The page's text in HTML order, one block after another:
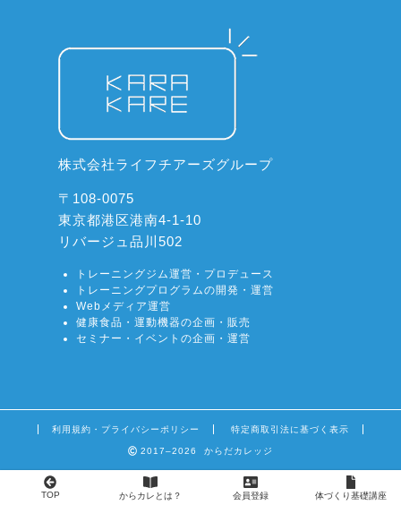
株式会社ライフチアーズグループ
〒108-0075
東京都港区港南4-1-10
リバージュ品川502
トレーニングジム運営・プロデュース
トレーニングプログラムの開発・運営
Webメディア運営
健康食品・運動機器の企画・販売
セミナー・イベントの企画・運営
利用規約・プライバシーポリシー 特定商取引法に基づく表示
2017–2026 からだカレッジ
TOP からカレとは？ 会員登録 体づくり基礎講座